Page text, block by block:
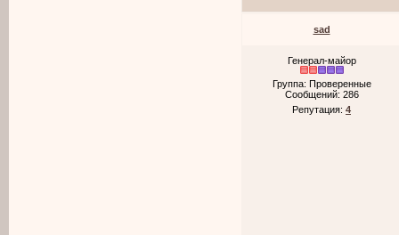
sad
Генерал-майор
Группа: Проверенные
Сообщений: 286
Репутация: 4